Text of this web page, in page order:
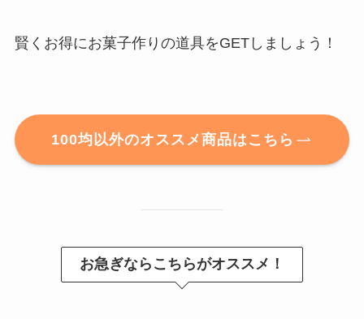
賢くお得にお菓子作りの道具をGETしましょう！
100均以外のオススメ商品はこちら
お急ぎならこちらがオススメ！